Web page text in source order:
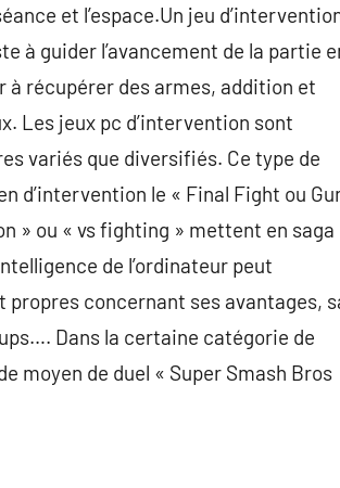
et l’espace.Un jeu
à guider l’avancement de la partie
à récupérer des armes, addition et
Les jeux pc d’intervention sont
variés que diversifiés. Ce type de
d’intervention le « Final Fight ou
» ou « vs fighting » mettent en saga
de l’ordinateur peut
propres concernant ses avantages,
Dans la certaine catégorie de
moyen de duel « Super Smash Bros